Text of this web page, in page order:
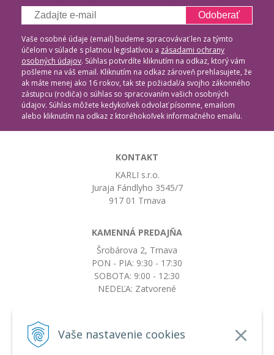
Vaše nastavenie cookies
Odoberať
Vaše osobné údaje (email) budeme spracovávať len za týmto
účelom v súlade s platnou legislatívou a zásadami ochrany
osobných údajov. Súhlas potvrdíte kliknutím na odkaz, ktorý vám
pošleme na váš email. Kliknutím na odkaz zároveň prehlasujete, že
ak máte menej ako 16 rokov, tak ste požiadal/a svojho zákonného
zástupcu (rodiča) o súhlas so spracovaním vašich osobných
údajov. Súhlas môžete kedykoľvek odvolať písomne, emailom
alebo kliknutím na odkaz z ktoréhokoľvek informačného emailu.
KONTAKT
KARLI s.r.o.
Juraja Fándlyho 3545/7
917 01 Trnava
KAMENNÁ PREDAJŇA
Šrobárova 2, Trnava
PON - PIA: 9:30 - 17:30
SOBOTA: 9:00 - 12:30
NEDEĽA: Zatvorené
objednavky@botkydorobotky.sk